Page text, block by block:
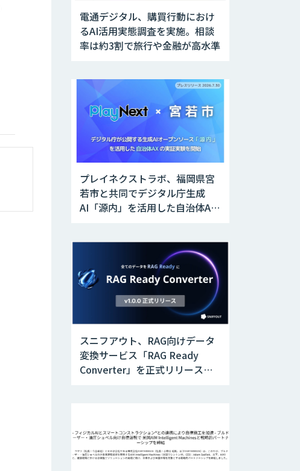
電通デジタル、購買行動におけ
るAI活用実態調査を実施。相談
率は約3割で旅行や金融が高水準
プレイネクストラボ、福岡県宮
若市と共同でデジタル庁生成
AI「源内」を活用した自治体AX
スニフアウト、RAG向けデータ
変換サービス「RAG Ready
Converter」を正式リリース。